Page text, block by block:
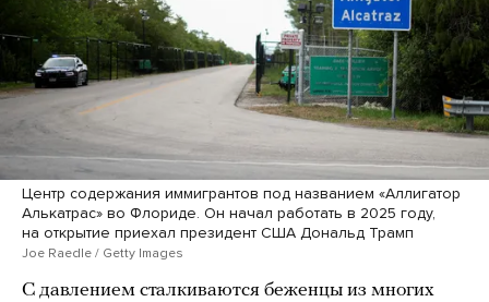
Центр содержания иммигрантов под названием «Аллигатор
Алькатрас» во Флориде. Он начал работать в 2025 году,
на открытие приехал президент США Дональд Трамп
Joe Raedle / Getty Images
С давлением сталкиваются беженцы из многих